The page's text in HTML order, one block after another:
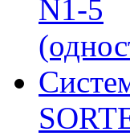
N1-5